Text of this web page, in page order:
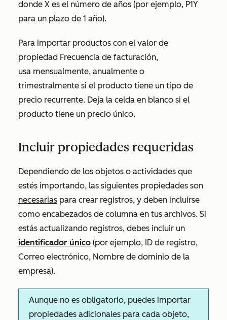
donde X es el número de años (por ejemplo, P1Y
para un plazo de 1 año).
Para importar productos con el valor de
propiedad Frecuencia de facturación,
usa mensualmente, anualmente o
trimestralmente si el producto tiene un tipo de
precio recurrente. Deja la celda en blanco si el
producto tiene un precio único.
Incluir propiedades requeridas
Dependiendo de los objetos o actividades que
estés importando, las siguientes propiedades son
necesarias para crear registros, y deben incluirse
como encabezados de columna en tus archivos. Si
estás actualizando registros, debes incluir un
identificador único (por ejemplo, ID de registro,
Correo electrónico, Nombre de dominio de la
empresa).
Aunque no es obligatorio, puedes importar
propiedades adicionales para cada objeto,